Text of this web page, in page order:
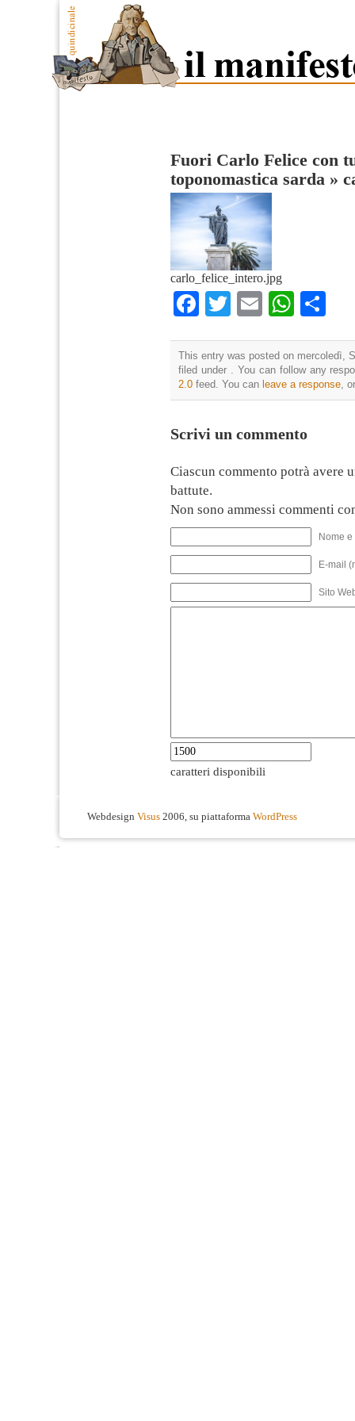
Fuori Carlo Felice con
toponomastica sarda »
carlo_felice_intero.jpg
Facebook
TwitterEmail
This entry was posted on mercoledì,
filed under . You can follow any
2.0 feed. You can leave a response,
Scrivi un commento
Ciascun commento potrà avere
battute.
Non sono ammessi commenti
Nome
E-mail
Sito
caratteri disponibili
Webdesign Visus 2006, su piattaforma WordPress